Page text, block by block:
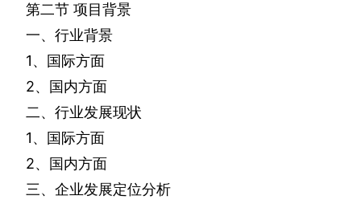
第二节 项目背景
一、行业背景
1、国际方面
2、国内方面
二、行业发展现状
1、国际方面
2、国内方面
三、企业发展定位分析